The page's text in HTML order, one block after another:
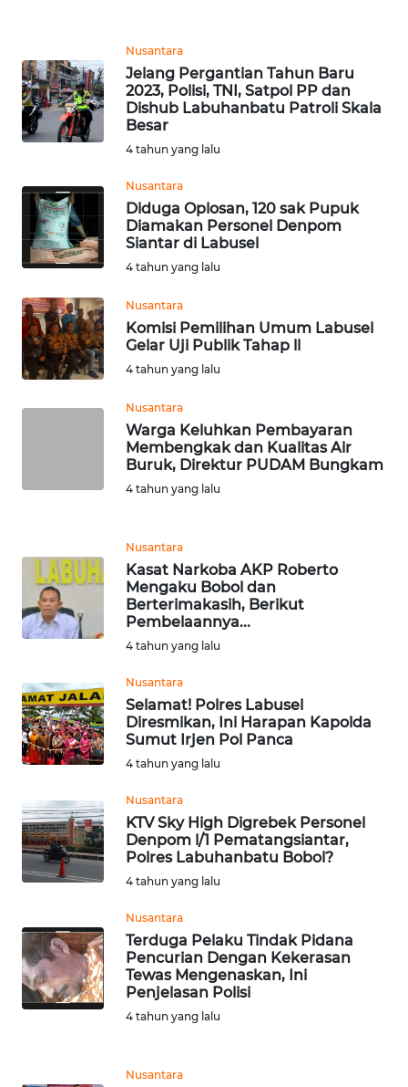
Nusantara
Jelang Pergantian Tahun Baru
2023, Polisi, TNI, Satpol PP dan
Dishub Labuhanbatu Patroli Skala
Besar
4 tahun yang lalu
Nusantara
Diduga Oplosan, 120 sak Pupuk
Diamakan Personel Denpom
Siantar di Labusel
4 tahun yang lalu
Nusantara
Komisi Pemilihan Umum Labusel
Gelar Uji Publik Tahap ll
4 tahun yang lalu
Nusantara
Warga Keluhkan Pembayaran
Membengkak dan Kualitas Air
Buruk, Direktur PUDAM Bungkam
4 tahun yang lalu
Nusantara
Kasat Narkoba AKP Roberto
Mengaku Bobol dan
Berterimakasih, Berikut
Pembelaannya...
4 tahun yang lalu
Nusantara
Selamat! Polres Labusel
Diresmikan, Ini Harapan Kapolda
Sumut Irjen Pol Panca
4 tahun yang lalu
Nusantara
KTV Sky High Digrebek Personel
Denpom l/1 Pematangsiantar,
Polres Labuhanbatu Bobol?
4 tahun yang lalu
Nusantara
Terduga Pelaku Tindak Pidana
Pencurian Dengan Kekerasan
Tewas Mengenaskan, Ini
Penjelasan Polisi
4 tahun yang lalu
Nusantara
WN
INDRAMAYU
WN
MAJALENGKA
SUBANG
WN
SUKABUMI
WN
WN
SEMARANG
WN
WN
BOROBUDUR
MADURA
WN
SURABAYA
NATUNA
WN
BINTAN